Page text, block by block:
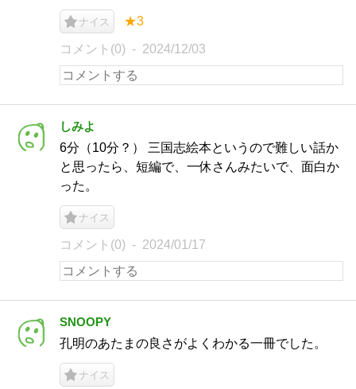
ナイス ★3
コメント(0) 2024/12/03
しみよ
6分（10分？） 三国志絵本というので難しい話か
と思ったら、短編で、一休さんみたいで、面白か
った。
ナイス
コメント(0) 2024/01/17
SNOOPY
孔明のあたまの良さがよくわかる一冊でした。
ナイス